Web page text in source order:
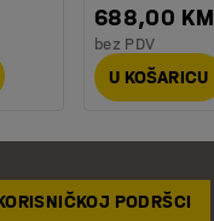
688,00 KM
bez PDV
U KOŠARICU
PODRŠCI